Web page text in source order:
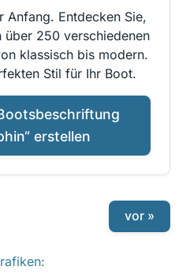
Anfang. Entdecken Sie,
über 250 verschiedenen
klassisch bis modern.
Stil für Ihr Boot.
erstellen
vor »